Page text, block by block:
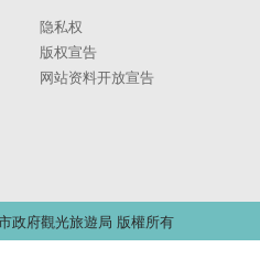
隐私权
版权宣告
网站资料开放宣告
政府觀光旅遊局 版權所有